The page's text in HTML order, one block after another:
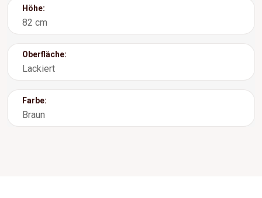
Höhe:
82 cm
Oberfläche:
Lackiert
Farbe:
Braun